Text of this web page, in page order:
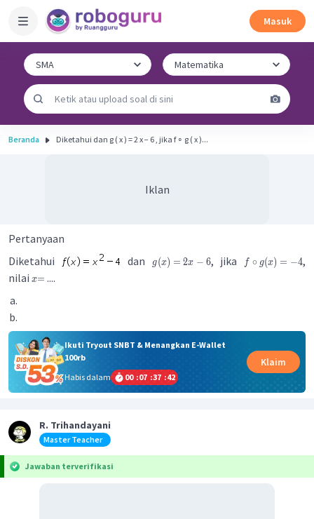
Masuk
Beranda Diketahui dan g ( x ) = 2 x − 6 , jika f ∘ g ( x )...
Iklan
Pertanyaan
Diketahui
dan g(x) = 2x − 6, jika f ∘ g(x) = −4,
nilai x= ....
Ikuti Tryout SNBT & Menangkan E-Wallet
100rb
Habis dalam
00 :07 :37 :41
Klaim
R. Trihandayani
Master Teacher
Jawaban terverifikasi